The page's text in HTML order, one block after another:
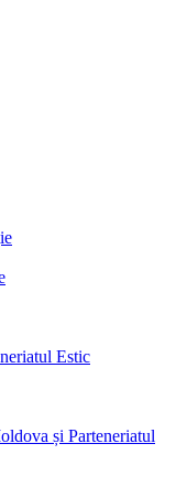
Estic
și Parteneriatul